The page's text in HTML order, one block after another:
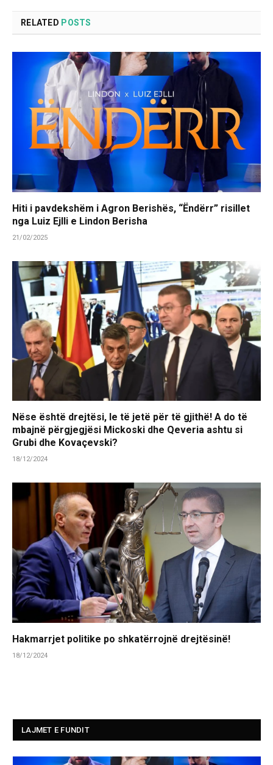
RELATED POSTS
Hiti i pavdekshëm i Agron Berishës, “Ëndërr” risillet
nga Luiz Ejlli e Lindon Berisha
21/02/2025
Nëse është drejtësi, le të jetë për të gjithë! A do të
mbajnë përgjegjësi Mickoski dhe Qeveria ashtu si
Grubi dhe Kovaçevski?
18/12/2024
Hakmarrjet politike po shkatërrojnë drejtësinë!
18/12/2024
LAJMET E FUNDIT